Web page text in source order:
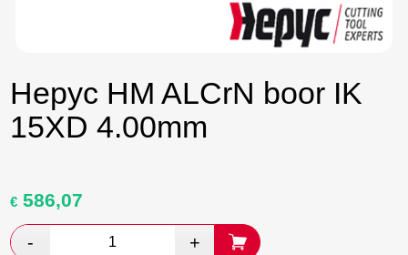
Hepyc HM ALCrN boor IK
15XD 4.00mm
Oorspronkelijke
prijs
was:
€ 586,07
prijs